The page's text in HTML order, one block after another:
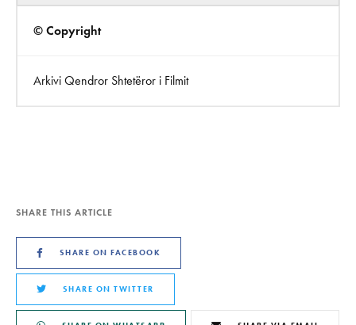
© Copyright
Arkivi Qendror Shtetëror i Filmit
SHARE THIS ARTICLE
SHARE ON FACEBOOK
SHARE ON TWITTER